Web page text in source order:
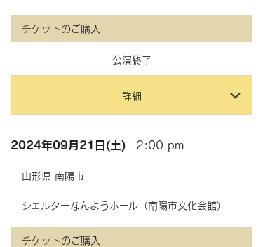
チケットのご購入
公演終了
詳細
2024年09月21日(土) 2:00 pm
山形県 南陽市
シェルターなんようホール（南陽市文化会館）
チケットのご購入